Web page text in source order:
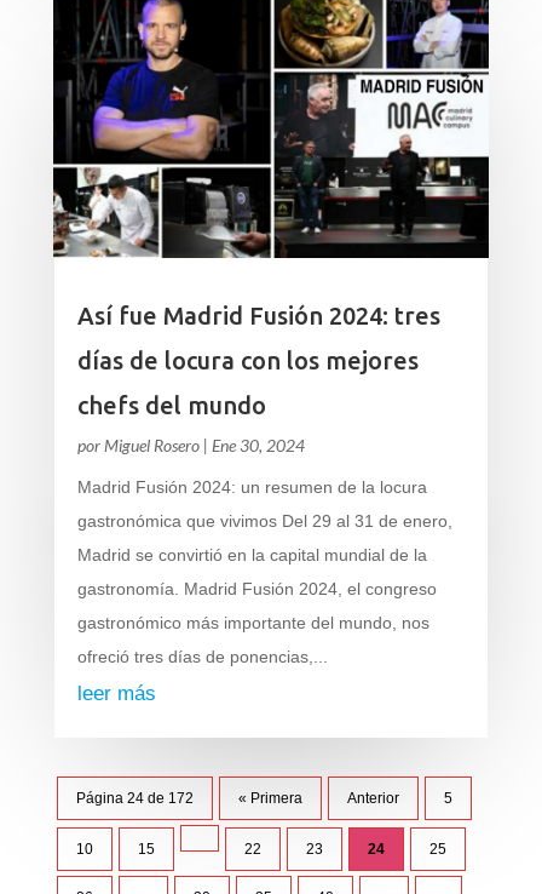
Así fue Madrid Fusión 2024: tres
días de locura con los mejores
chefs del mundo
por Miguel Rosero| Ene 30, 2024
Madrid Fusión 2024: un resumen de la locura
gastronómica que vivimos Del 29 al 31 de enero,
Madrid se convirtió en la capital mundial de la
gastronomía. Madrid Fusión 2024, el congreso
gastronómico más importante del mundo, nos
ofreció tres días de ponencias,...
leer más
Página 24 de 172 « Primera Anterior 5
10 15 22 23 24 25